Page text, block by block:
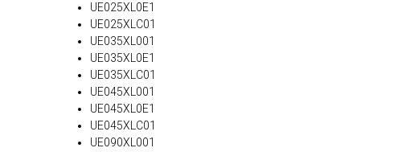
UE025XL0E1
UE025XLC01
UE035XL001
UE035XL0E1
UE035XLC01
UE045XL001
UE045XL0E1
UE045XLC01
UE090XL001